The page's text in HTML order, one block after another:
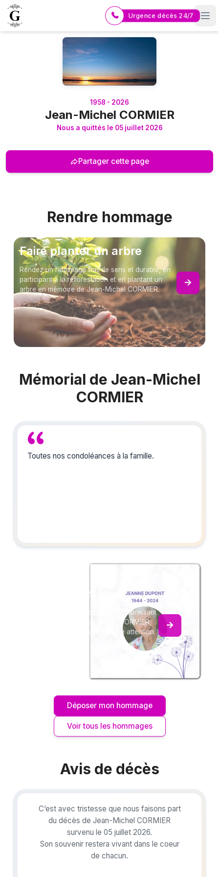
Logo Pompes Funèbres GUERIN
Urgence décès 24/7
1958 - 2026
Jean-Michel CORMIER
Nous a quittés le 05 juillet 2026
Partager cette page
Rendre hommage
Faire planter un arbre
Rendez un hommage fort de sens et durable, en
participant à la reforestation et en plantant un
arbre en mémoire de Jean-Michel CORMIER.
Mémorial de Jean-Michel
CORMIER
Toutes nos condoléances à la famille.
du souvenir
Créez un album collaboratif en réunissant
les hommages à Jean-Michel CORMIER,
pour vous ou pour une délicate attention.
Déposer mon hommage
Voir tous les hommages
Avis de décès
C’est avec tristesse que nous faisons part
du décès de Jean-Michel CORMIER
survenu le 05 juillet 2026.
Son souvenir restera vivant dans le coeur
de chacun.